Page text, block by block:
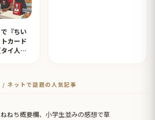
『ちい
カード
イ人の
ネットで話題の人気記事
ねねち概要欄、小学生並みの感想で草